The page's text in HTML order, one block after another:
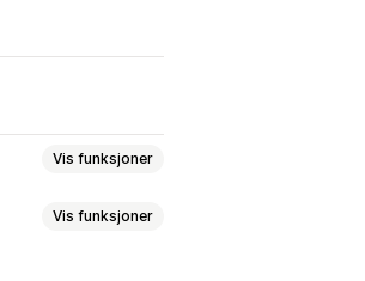
Vis funksjoner
Vis funksjoner